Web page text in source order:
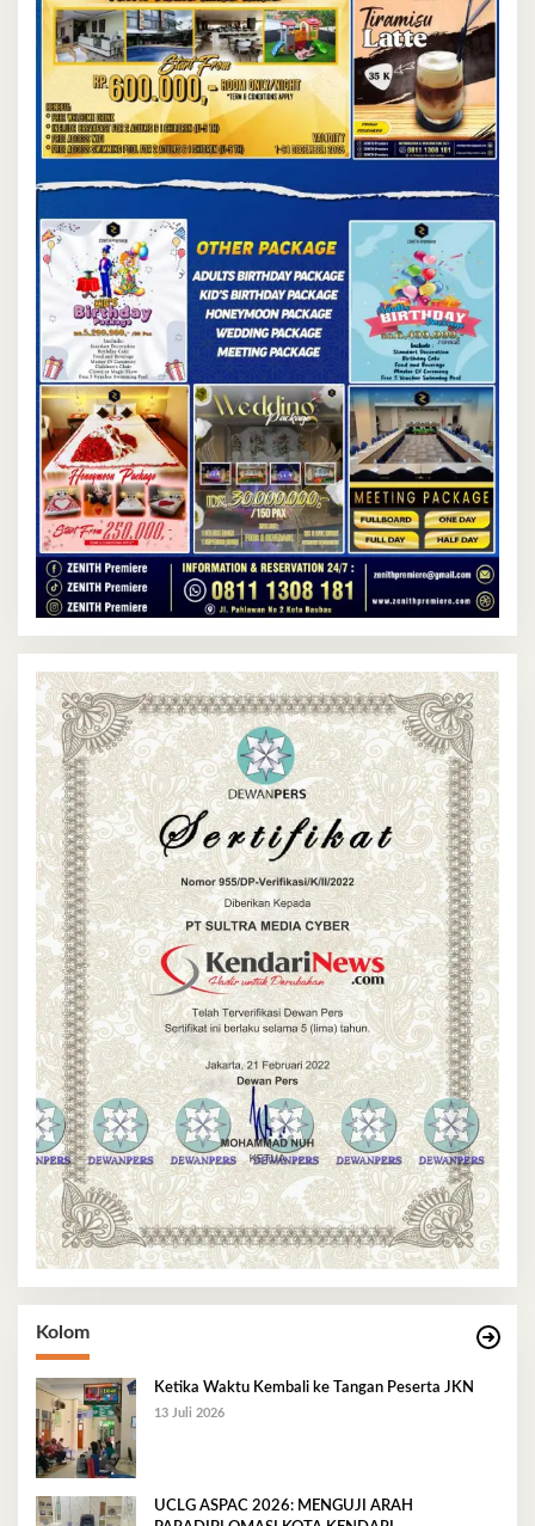
Kolom
Ketika Waktu Kembali ke Tangan Peserta JKN
13 Juli 2026
UCLG ASPAC 2026: MENGUJI ARAH